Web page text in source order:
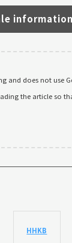
and does not use
the article so
HHKB